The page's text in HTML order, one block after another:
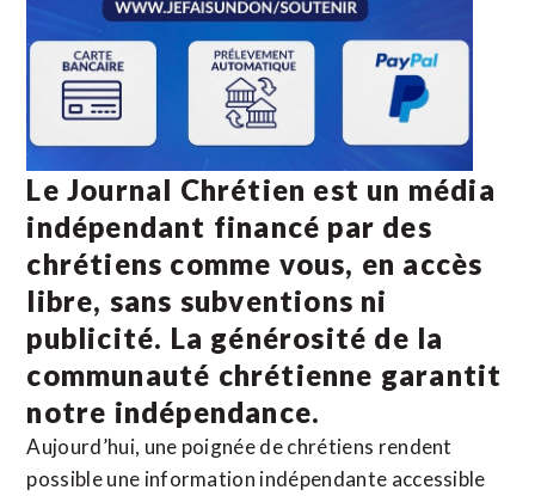
Le Journal Chrétien est un média
indépendant financé par des
chrétiens comme vous, en accès
libre, sans subventions ni
publicité. La générosité de la
communauté chrétienne garantit
notre indépendance.
Aujourd’hui, une poignée de chrétiens rendent
possible une information indépendante accessible